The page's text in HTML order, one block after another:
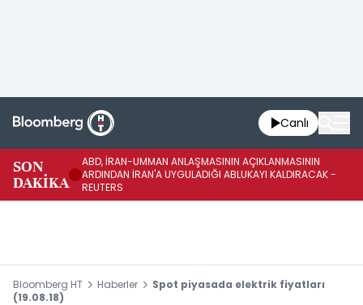
Canlı
SON
DAKİKA
ABD, İRAN-UMMAN ANLAŞMASININ AÇIKLANMASININ
ARDINDAN İRAN'A UYGULADIĞI ABLUKAYI KALDIRACAK -
REUTERS
Bloomberg HT Haberler
Spot piyasada elektrik fiyatları
(19.08.18)